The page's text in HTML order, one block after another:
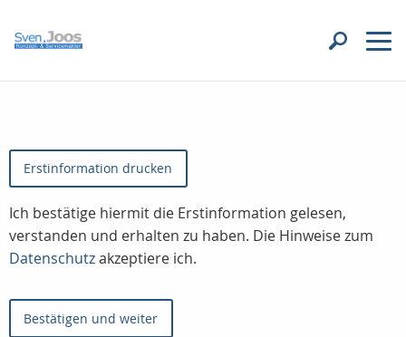
Erstinformation drucken
Ich bestätige hiermit die Erstinformation gelesen,
verstanden und erhalten zu haben. Die Hinweise zum
Datenschutzakzeptiere ich.
Bestätigen und weiter